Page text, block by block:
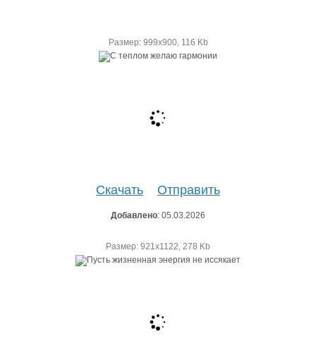
Размер: 999х900, 116 Kb
Скачать Отправить
Добавлено: 05.03.2026
Размер: 921х1122, 278 Kb